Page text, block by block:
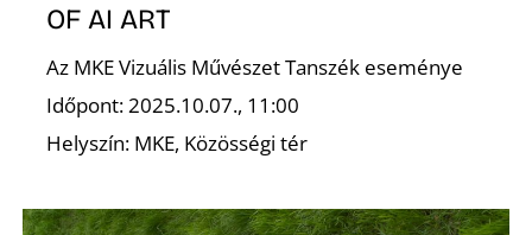
OF AI ART
Az MKE Vizuális Művészet Tanszék eseménye
Időpont: 2025.10.07., 11:00
Helyszín: MKE, Közösségi tér